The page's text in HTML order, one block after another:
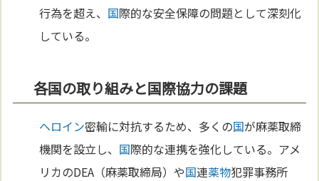
行為を超え、 国際的な安全保障の問題として深刻化
している。
各国の取り組みと国際協力の課題
ヘロイン密輸に対抗するため、多くの国が麻薬取締
機関を設立し、 国際的な連携を強化している。アメ
リカのDEA（麻薬取締局）や国連薬物犯罪事務所